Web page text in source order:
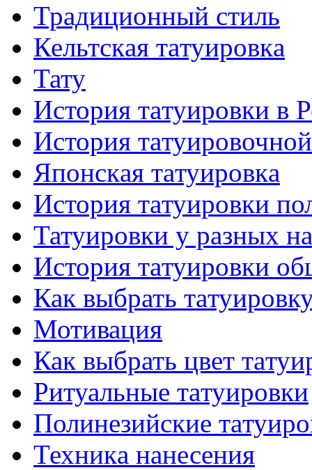
Традиционный стиль
Кельтскaя тaтуировкa
Тату
История тaтуировки в
История
Японскaя тaтуировкa
История тaтуировки
Татуировки у разных
История тaтуировки
Как выбрать
Мотивация
Как выбрать цвет
Ритуальные тaтуировки
Полинезийские
Техникa нанесения